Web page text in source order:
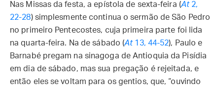
Nas Missas da festa, a epístola de sexta-feira (At2,
22-28) simplesmente continua o sermão de São Pedro
no primeiro Pentecostes, cuja primeira parte foi lida
na quarta-feira. Na de sábado (At13, 44-52), Paulo e
Barnabé pregam na sinagoga de Antioquia da Pisídia
em dia de sábado, mas sua pregação é rejeitada, e
então eles se voltam para os gentios, que, “ouvindo